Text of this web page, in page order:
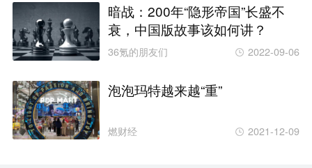
暗战：200年“隐形帝国”长盛不
衰，中国版故事该如何讲？
36氪的朋友们 2022-09-06
泡泡玛特越来越“重”
燃财经 2021-12-09